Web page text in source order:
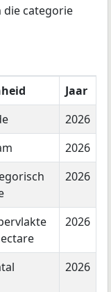
categorie
Jaar
2026
2026
2026
2026
2026